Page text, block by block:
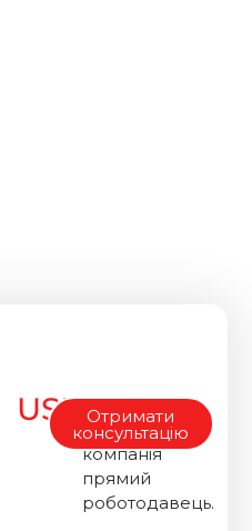
USPIWORK
USPIWORK
–
компанія
прямий
роботодавець.
Отримати
консультацію